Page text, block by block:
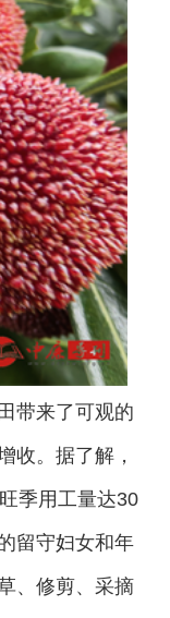
带来了可观的
收。据了解，
季用工量达30
留守妇女和年
、修剪、采摘